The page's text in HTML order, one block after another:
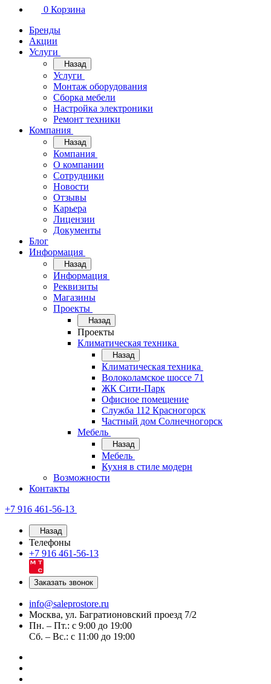
0 Корзина
Бренды
Акции
Услуги
Назад
Услуги
Монтаж оборудования
Сборка мебели
Настройка электроники
Ремонт техники
Компания
Назад
Компания
О компании
Сотрудники
Новости
Отзывы
Карьера
Лицензии
Документы
Блог
Информация
Назад
Информация
Реквизиты
Магазины
Проекты
Назад
Проекты
Климатическая техника
Назад
Климатическая техника
Волоколамское шоссе 71
ЖК Сити-Парк
Офисное помещение
Служба 112 Красногорск
Частный дом Солнечногорск
Мебель
Назад
Мебель
Кухня в стиле модерн
Возможности
Контакты
+7 916 461-56-13
Назад
Телефоны
+7 916 461-56-13
Заказать звонок
info@saleprostore.ru
Москва, ул. Багратионовский проезд 7/2
Пн. – Пт.: с 9:00 до 19:00
Сб. – Вс.: с 11:00 до 19:00